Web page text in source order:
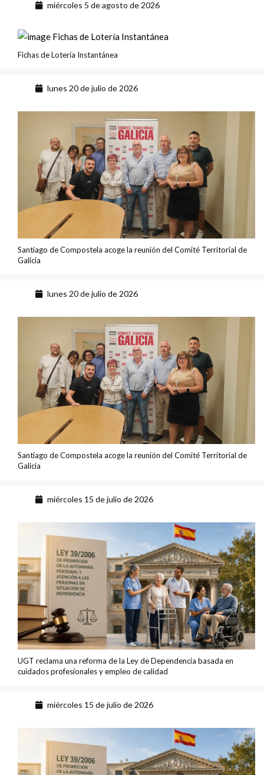
miércoles 5 de agosto de 2026
Fichas de Lotería Instantánea
lunes 20 de julio de 2026
Santiago de Compostela acoge la reunión del Comité Territorial de
Galicia
lunes 20 de julio de 2026
Santiago de Compostela acoge la reunión del Comité Territorial de
Galicia
miércoles 15 de julio de 2026
UGT reclama una reforma de la Ley de Dependencia basada en
cuidados profesionales y empleo de calidad
miércoles 15 de julio de 2026